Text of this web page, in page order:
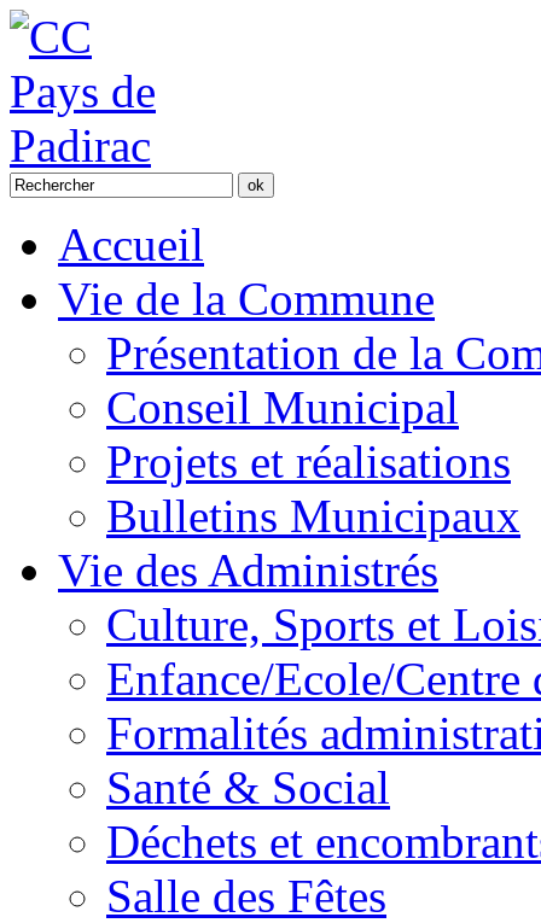
Accueil
Vie de la Commune
Présentation de la
Conseil Municipal
Projets et réalisations
Bulletins Municipaux
Vie des Administrés
Culture, Sports et
Enfance/Ecole/Centre
Formalités
Santé & Social
Déchets et
Salle des Fêtes